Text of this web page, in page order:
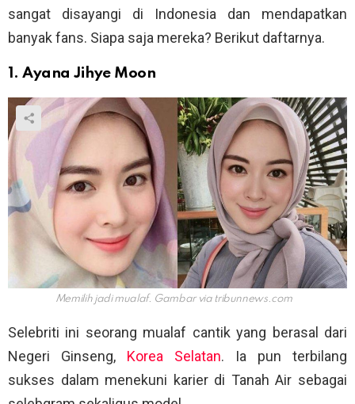
sangat disayangi di Indonesia dan mendapatkan
banyak fans. Siapa saja mereka? Berikut daftarnya.
1. Ayana Jihye Moon
Memilih jadi mualaf. Gambar via tribunnews.com
Selebriti ini seorang mualaf cantik yang berasal dari
Negeri Ginseng, Korea Selatan. Ia pun terbilang
sukses dalam menekuni karier di Tanah Air sebagai